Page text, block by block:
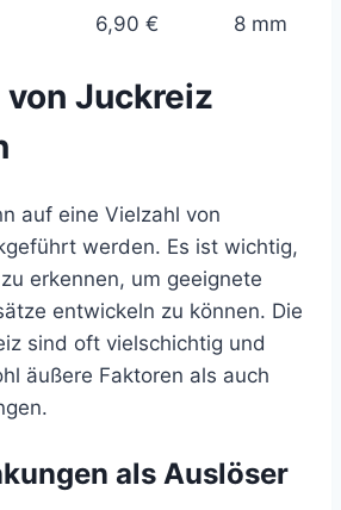
6,90 € 8 mm
von Juckreiz
auf eine Vielzahl von
werden. Es ist wichtig,
erkennen, um geeignete
entwickeln zu können. Die
sind oft vielschichtig und
äußere Faktoren als auch
als Auslöser